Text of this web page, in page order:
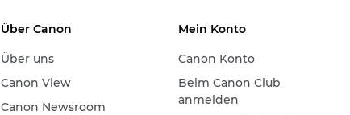
Über Canon
Über uns
Canon View
Canon Newsroom
Mein Konto
Canon Konto
Beim Canon Club
anmelden